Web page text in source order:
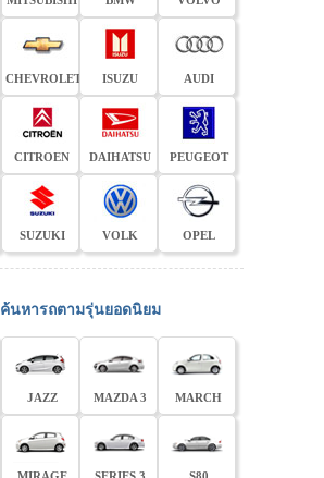
CHEVROLET ISUZU AUDI
CITROEN DAIHATSU PEUGEOT
SUZUKI VOLK OPEL
ค้นหารถตามรุ่นยอดนิยม
JAZZ MAZDA 3 MARCH